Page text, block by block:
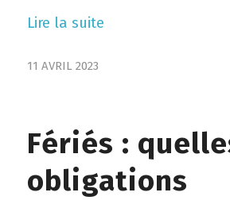
Lire la suite
11 AVRIL 2023
Fériés :
obligations